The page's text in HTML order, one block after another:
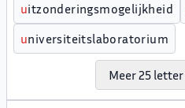
uitzonderingsmogelijkheid
universiteitslaboratorium
Meer 25